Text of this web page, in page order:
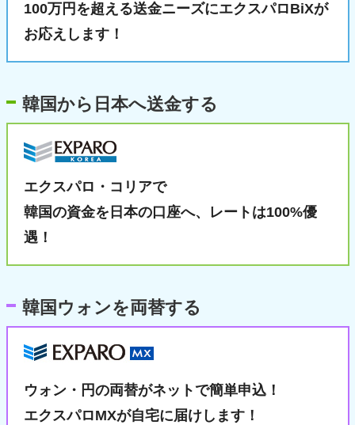
100万円を超える送金ニーズにエクスパロBiXが
お応えします！
韓国から日本へ送金する
エクスパロ・コリアで
韓国の資金を日本の口座へ、
レートは100%優
遇！
韓国ウォンを両替する
ウォン・円の両替がネットで簡単申込！
エクスパロMXが自宅に届けします！